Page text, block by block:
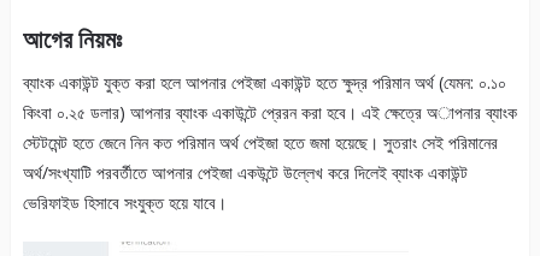
আগের নিয়মঃ
ব্যাংক একাউন্ট যুক্ত করা হলে আপনার পেইজা একাউন্ট হতে ক্ষুদ্র পরিমান অর্থ (যেমন: ০.১০
কিংবা ০.২৫ ডলার) আপনার ব্যাংক একাউন্টে প্রেরন করা হবে। এই ক্ষেত্রে অাপনার ব্যাংক
স্টেটমেন্ট হতে জেনে নিন কত পরিমান অর্থ পেইজা হতে জমা হয়েছে। সুতরাং সেই পরিমানের
অর্থ/সংখ্যাটি পরবর্তীতে আপনার পেইজা একউন্টে উল্লেখ করে দিলেই ব্যাংক একাউন্ট
ভেরিফাইড হিসাবে সংযুক্ত হয়ে যাবে।